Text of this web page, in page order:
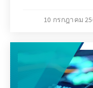
wird diese
Technologien
Argumente fasst
zeigt auf, welche
unbedingt
10 กรกฎาคม